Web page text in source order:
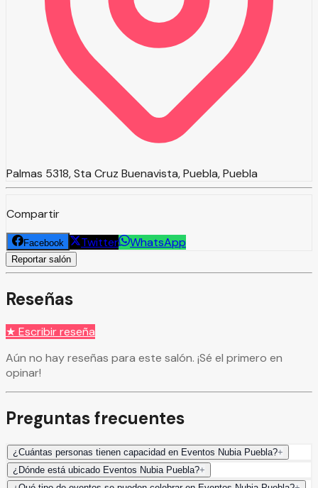
Palmas 5318, Sta Cruz Buenavista, Puebla, Puebla
Compartir
Facebook Twitter WhatsApp
Reportar salón
Reseñas
★ Escribir reseña
Aún no hay reseñas para este salón. ¡Sé el primero en
opinar!
Preguntas frecuentes
¿Cuántas personas tienen capacidad en Eventos Nubia Puebla?+
¿Dónde está ubicado Eventos Nubia Puebla?+